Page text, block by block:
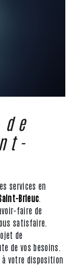
services en
Brieuc
faire de
satisfaire.
de
de vos besoins.
à votre disposition